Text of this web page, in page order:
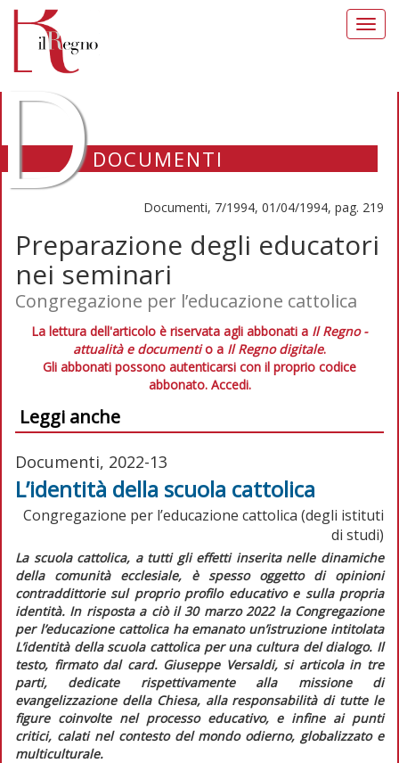
DOCUMENTI
Documenti, 7/1994, 01/04/1994, pag. 219
Preparazione degli educatori
nei seminari
Congregazione per l’educazione cattolica
La lettura dell'articolo è riservata agli abbonati a Il Regno -
attualità e documentio a Il Regno digitale.
Gli abbonati possono autenticarsi con il proprio codice
abbonato. Accedi.
Leggi anche
Documenti, 2022-13
L’identità della scuola cattolica
Congregazione per l’educazione cattolica (degli istituti
di studi)
La scuola cattolica, a tutti gli effetti inserita nelle dinamiche
della comunità ecclesiale, è spesso oggetto di opinioni
contraddittorie sul proprio profilo educativo e sulla propria
identità. In risposta a ciò il 30 marzo 2022 la Congregazione
per l’educazione cattolica ha emanato un’istruzioneintitolata
L’identità della scuola cattolica per una cultura del dialogo. Il
testo, firmato dal card. Giuseppe Versaldi, si articola in tre
parti, dedicate rispettivamente alla missione di
evangelizzazione della Chiesa, alla responsabilità di tutte le
figure coinvolte nel processo educativo, e infine ai punti
critici, calati nel contesto del mondo odierno, globalizzato e
multiculturale.